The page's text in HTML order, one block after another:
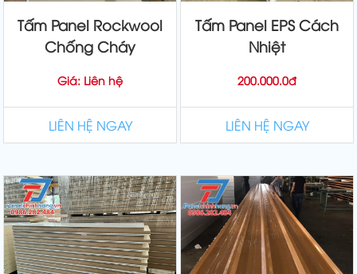
Tấm Panel Rockwool
Chống Cháy
Giá: Liên hệ
LIÊN HỆ NGAY
Tấm Panel EPS Cách
Nhiệt
200.000.0đ
LIÊN HỆ NGAY